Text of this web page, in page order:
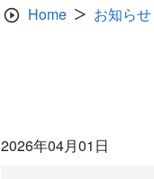
Home お知らせ
2026年04月01日